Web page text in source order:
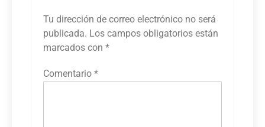
Tu dirección de correo electrónico no será
publicada. Los campos obligatorios están
marcados con *
Comentario *